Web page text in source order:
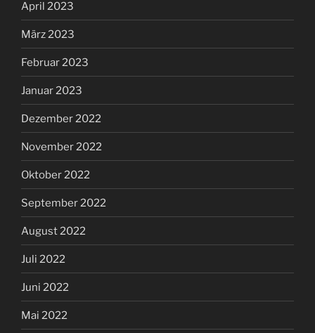
April 2023
März 2023
Februar 2023
Januar 2023
Dezember 2022
November 2022
Oktober 2022
September 2022
August 2022
Juli 2022
Juni 2022
Mai 2022